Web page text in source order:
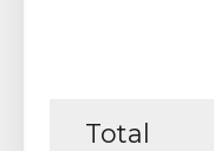
Total